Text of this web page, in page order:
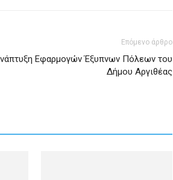
Επόμενο άρθρο
Εφαρμογών Έξυπνων Πόλεων του
Δήμου Αργιθέας